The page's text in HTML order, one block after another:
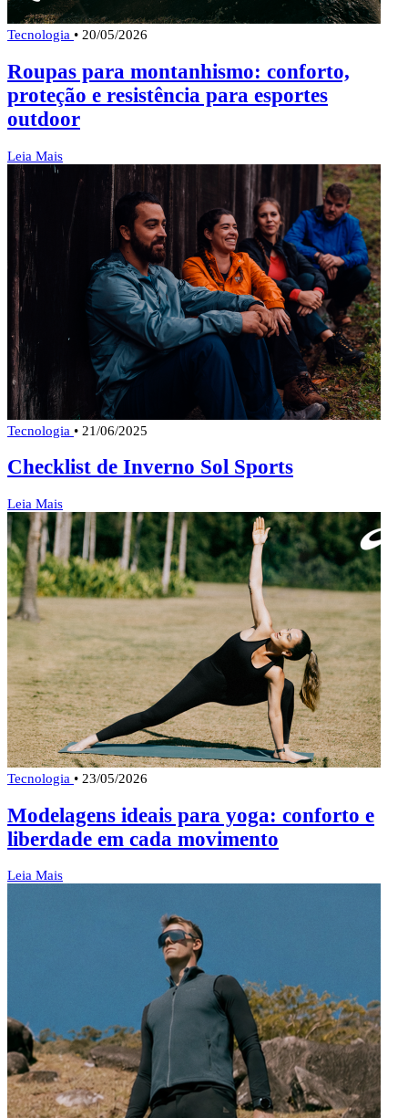
Tecnologia • 20/05/2026
Roupas para montanhismo: conforto,
proteção e resistência para esportes
outdoor
Leia Mais
Tecnologia • 21/06/2025
Checklist de Inverno Sol Sports
Leia Mais
Tecnologia • 23/05/2026
Modelagens ideais para yoga: conforto e
liberdade em cada movimento
Leia Mais